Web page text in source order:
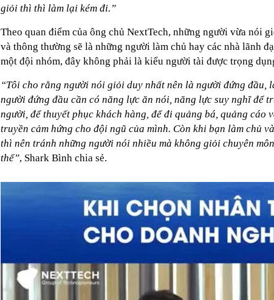
giỏi thì thì làm lại kém đi.”
Theo quan điểm của ông chủ NextTech, những người vừa nói
và thông thường sẽ là những người làm chủ hay các nhà lãnh
một đội nhóm, đây không phải là kiểu người tài được trọng
“Tôi cho rằng người nói giỏi duy nhất nên là người đứng đầu,
người đứng đầu cần có năng lực ăn nói, năng lực suy nghĩ để
người, để thuyết phục khách hàng, để đi quảng bá, quảng cáo
truyền cảm hứng cho đội ngũ của mình. Còn khi bạn làm chủ
thì nên tránh những người nói nhiều mà không giỏi chuyên
thể”, Shark Bình chia sẻ.